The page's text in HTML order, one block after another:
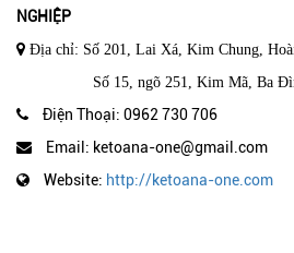
NGHIỆP
Địa chỉ: Số 201, Lai Xá, Kim Chung,
Số 15, ngõ 251, Kim Mã, Ba
Điện Thoại: 0962 730 706
Email: ketoana-one@gmail.com
Website: http://ketoana-one.com